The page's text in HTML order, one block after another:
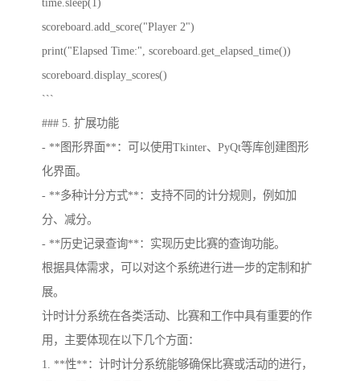
time.sleep(1)
scoreboard.add_score("Player 2")
print("Elapsed Time:", scoreboard.get_elapsed_time())
scoreboard.display_scores()
```
### 5. 扩展功能
- **图形界面**：可以使用Tkinter、PyQt等库创建图形
化界面。
- **多种计分方式**：支持不同的计分规则，例如加
分、减分。
- **历史记录查询**：实现历史比赛的查询功能。
根据具体需求，可以对这个系统进行进一步的定制和扩
展。
计时计分系统在各类活动、比赛和工作中具有重要的作
用，主要体现在以下几个方面：
1. **性**：计时计分系统能够确保比赛或活动的进行，